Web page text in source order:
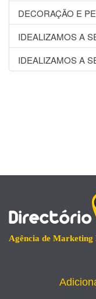
DECORAÇÃO E
IDEALIZAMOS A
IDEALIZAMOS A
Agência de